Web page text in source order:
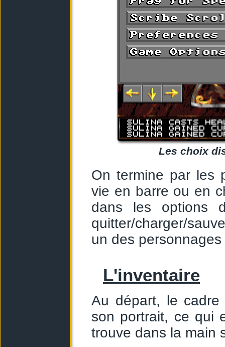
Les choix
On termine par les
vie en barre ou en
dans les options
quitter/charger/
un des
L'inventaire
Au départ, le
son portrait, ce qui
trouve dans la main